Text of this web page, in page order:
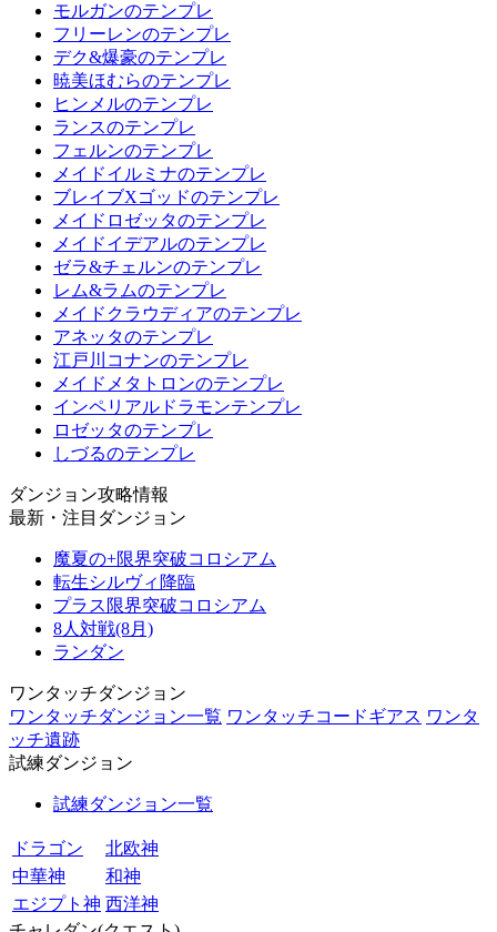
モルガンのテンプレ
フリーレンのテンプレ
デク&爆豪のテンプレ
暁美ほむらのテンプレ
ヒンメルのテンプレ
ランスのテンプレ
フェルンのテンプレ
メイドイルミナのテンプレ
ブレイブXゴッドのテンプレ
メイドロゼッタのテンプレ
メイドイデアルのテンプレ
ゼラ&チェルンのテンプレ
レム&ラムのテンプレ
メイドクラウディアのテンプレ
アネッタのテンプレ
江戸川コナンのテンプレ
メイドメタトロンのテンプレ
インペリアルドラモンテンプレ
ロゼッタのテンプレ
しづるのテンプレ
ダンジョン攻略情報
最新・注目ダンジョン
魔夏の+限界突破コロシアム
転生シルヴィ降臨
プラス限界突破コロシアム
8人対戦(8月)
ランダン
ワンタッチダンジョン
ワンタッチダンジョン一覧 ワンタッチコードギアス ワンタ
ッチ遺跡
試練ダンジョン
試練ダンジョン一覧
ドラゴン
北欧神
中華神
和神
エジプト神 西洋神